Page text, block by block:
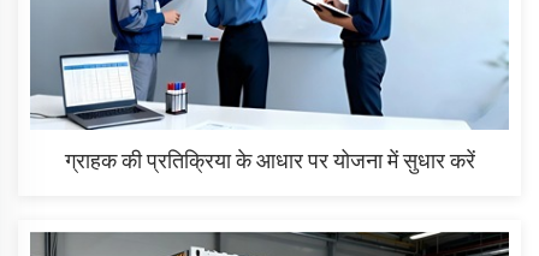
ग्राहक की प्रतिक्रिया के आधार पर योजना में सुधार करें